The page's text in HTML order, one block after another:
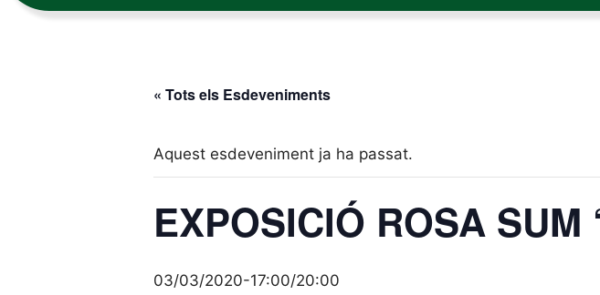
« Tots els Esdeveniments
Aquest esdeveniment ja ha passat.
EXPOSICIÓ ROSA
03/03/2020-17:00/20:00